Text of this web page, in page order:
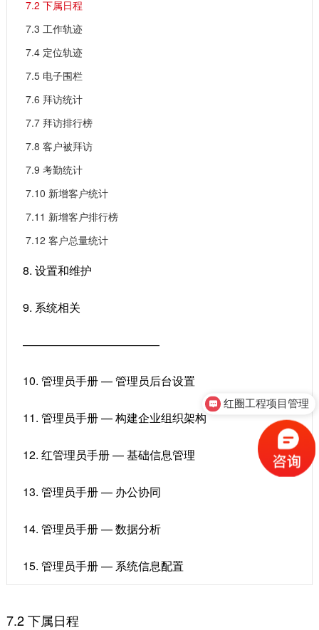
7.2 下属日程
7.3 工作轨迹
7.4 定位轨迹
7.5 电子围栏
7.6 拜访统计
7.7 拜访排行榜
7.8 客户被拜访
7.9 考勤统计
7.10 新增客户统计
7.11 新增客户排行榜
7.12 客户总量统计
8. 设置和维护
9. 系统相关
————————————
10. 管理员手册 — 管理员后台设置
11. 管理员手册 — 构建企业组织架构
12. 红管理员手册 — 基础信息管理
13. 管理员手册 — 办公协同
14. 管理员手册 — 数据分析
15. 管理员手册 — 系统信息配置
7.2 下属日程
红圈工程项目管理